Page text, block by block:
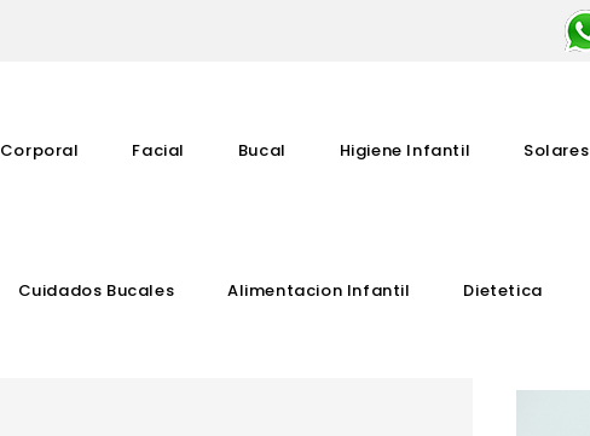
Corporal Facial Bucal Higiene Infantil Solares
Cuidados Bucales Alimentacion Infantil Dietetica